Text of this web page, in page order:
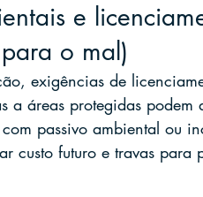
e
o mal)
exigências de
a áreas protegidas
passivo ambiental ou
custo futuro e travas para